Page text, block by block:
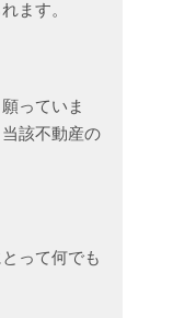
ます。
っていま
該不動産の
って何でも